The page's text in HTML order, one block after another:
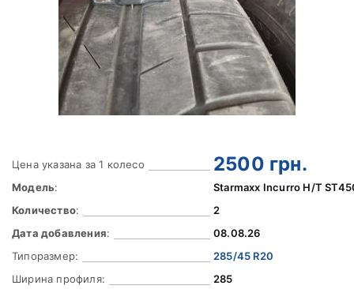
Цена указана за 1 колесо 2500 грн.
Модель:
Starmaxx Incurro H/T
Количество:
2
Дата добавления:
08.08.26
Типоразмер:
285/45 R20
Ширина профиля:
285